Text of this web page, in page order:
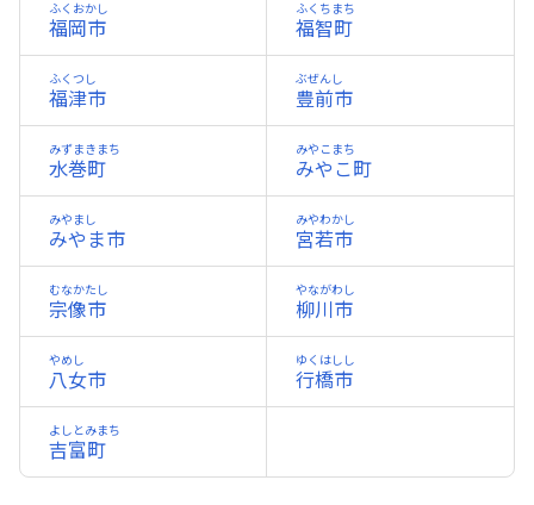
福岡市
ふくおかし
福智町
ふくちまち
福津市
ふくつし
豊前市
ぶぜんし
水巻町
みずまきまち
みやこ町
みやこまち
みやま市
みやまし
宮若市
みやわかし
宗像市
むなかたし
柳川市
やながわし
八女市
やめし
行橋市
ゆくはしし
吉富町
よしとみまち